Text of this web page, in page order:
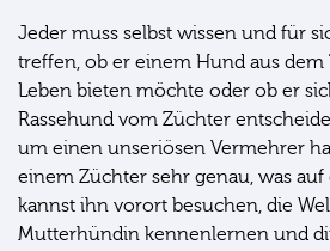
Jeder muss selbst wissen und für
treffen, ob er einem Hund aus
Leben bieten möchte oder ob er
Rassehund vom Züchter
um einen unseriösen Vermehrer
einem Züchter sehr genau, was
kannst ihn vorort besuchen, die
Mutterhündin kennenlernen und